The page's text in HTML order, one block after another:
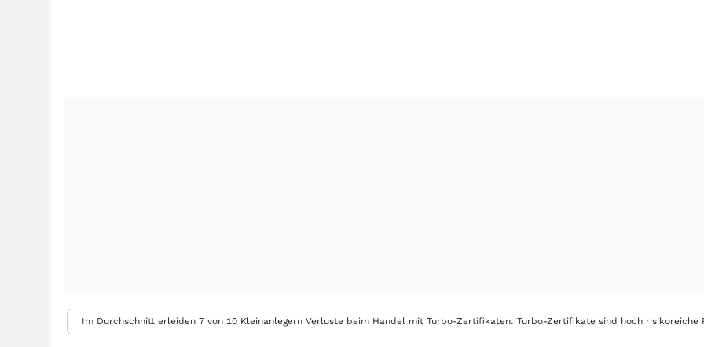
Im Durchschnitt erleiden 7 von 10 Kleinanlegern Verluste beim Handel mit Turbo-Zertifikaten. Turbo-Zertifikate sind hoch